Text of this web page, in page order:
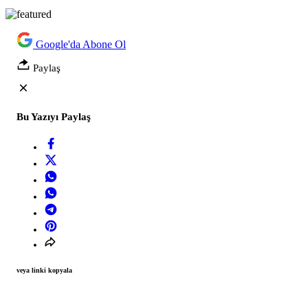
Google'da Abone Ol
Paylaş
Bu Yazıyı Paylaş
veya linki kopyala